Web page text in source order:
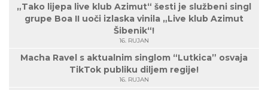
„Tako lijepa live klub Azimut“ šesti je službeni singl
grupe Boa II uoči izlaska vinila „Live klub Azimut
Šibenik“!
16. RUJAN
Macha Ravel s aktualnim singlom “Lutkica” osvaja
TikTok publiku diljem regije!
16. RUJAN